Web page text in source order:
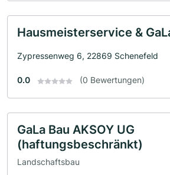
Hausmeisterservice &
Zypressenweg 6, 22869 Schenefeld
0.0 (0 Bewertungen)
GaLa Bau AKSOY UG
(haftungsbeschränkt)
Landschaftsbau